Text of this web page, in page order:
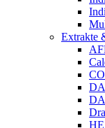
Extrakte